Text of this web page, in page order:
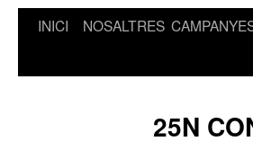
INICI NOSALTRES
25N